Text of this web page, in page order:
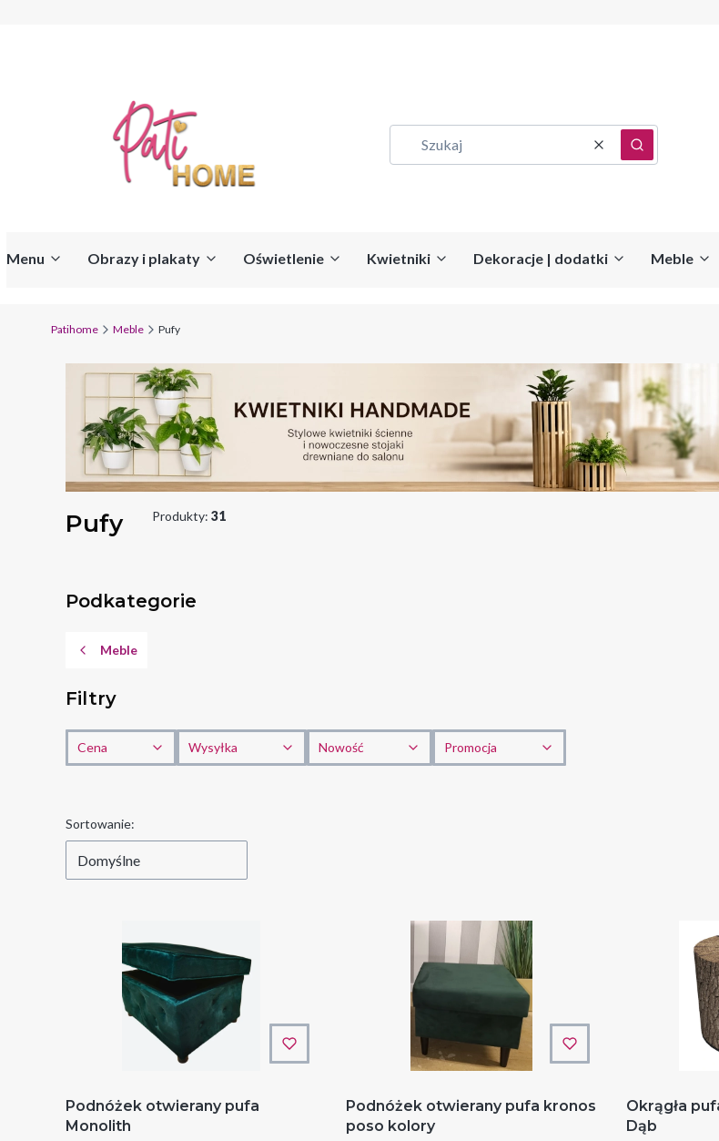
WyczyśćSzukaj
Menu Obrazy i plakaty Oświetlenie Kwietniki Dekoracje | dodatki Meble
Patihome Meble Pufy
Pufy Produkty: 31
Podkategorie
Meble
Filtry
Cena Wysyłka Nowość Promocja
Lista produktów
Sortowanie:
Domyślne
Podnóżek otwierany pufa
Monolith
Podnóżek otwierany pufa kronos
poso kolory
Okrągła
Dąb